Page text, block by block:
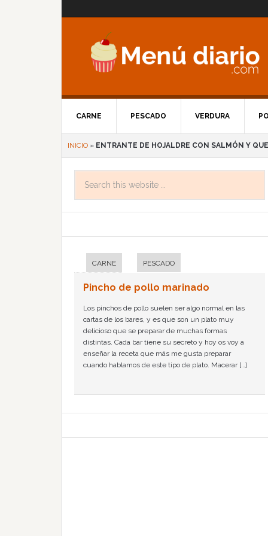
CARNE PESCADO VERDURA
INICIO » ENTRANTE DE HOJALDRE CON SALMÓN Y
CARNE PESCADO
Pincho de pollo marinado
Los pinchos de pollo suelen ser algo normal en las
cartas de los bares, y es que son un plato muy
delicioso que se preparar de muchas formas
distintas. Cada bar tiene su secreto y hoy os voy a
enseñar la receta que más me gusta preparar
cuando hablamos de este tipo de plato. Macerar […]